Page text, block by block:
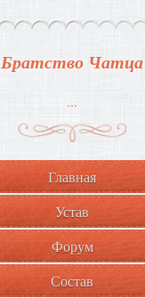
Братство Чатца
...
Главная
Устав
Форум
Состав